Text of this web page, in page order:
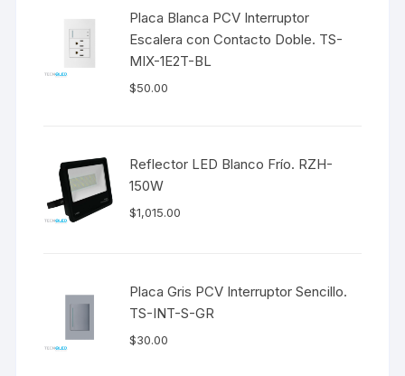
Placa Blanca PCV Interruptor
Escalera con Contacto Doble. TS-
MIX-1E2T-BL
$50.00
Reflector LED Blanco Frío. RZH-
150W
$1,015.00
Placa Gris PCV Interruptor Sencillo.
TS-INT-S-GR
$30.00